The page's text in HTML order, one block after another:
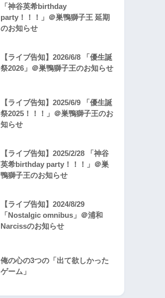
「神谷英希birthday
party！！！」＠巣鴨獅子王 延期
のお知らせ
【ライブ告知】2026/6/8 「優生誕
祭2026」＠巣鴨獅子王のお知らせ
【ライブ告知】2025/6/9 「優生誕
祭2025！！！」＠巣鴨獅子王のお
知らせ
【ライブ告知】2025/2/28 「神谷
英希birthday party！！！」＠巣
鴨獅子王のお知らせ
【ライブ告知】2024/8/29
「Nostalgic omnibus」＠浦和
Narcissのお知らせ
俺の心の3つの「出て欲しかった
ゲーム」